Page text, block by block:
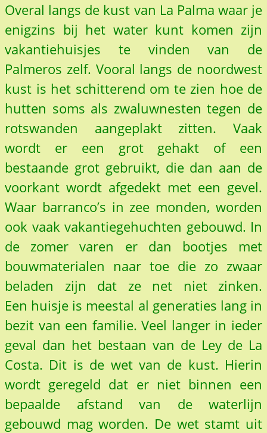
Overal langs de kust van La Palma waar je
enigzins bij het water kunt komen zijn
vakantiehuisjes te vinden van de
Palmeros zelf. Vooral langs de noordwest
kust is het schitterend om te zien hoe de
hutten soms als zwaluwnesten tegen de
rotswanden aangeplakt zitten. Vaak
wordt er een grot gehakt of een
bestaande grot gebruikt, die dan aan de
voorkant wordt afgedekt met een gevel.
Waar barranco’s in zee monden, worden
ook vaak vakantiegehuchten gebouwd. In
de zomer varen er dan bootjes met
bouwmaterialen naar toe die zo zwaar
beladen zijn dat ze net niet zinken.
Een huisje is meestal al generaties lang in
bezit van een familie. Veel langer in ieder
geval dan het bestaan van de Ley de La
Costa. Dit is de wet van de kust. Hierin
wordt geregeld dat er niet binnen een
bepaalde afstand van de waterlijn
gebouwd mag worden. De wet stamt uit